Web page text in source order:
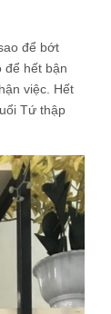
để bớt
để hết bận
việc. Hết
Tứ thập